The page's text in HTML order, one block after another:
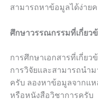
สามารถหาข้อมูลได้ง่าย
ศึกษาวรรณกรรมที่เกี่ยว
การศึกษาเอกสารที่เกี่ยว
การวิจัยและสามารถนำม
ครับ ลองหาข้อมูลจากแห
หรือหนังสือวิชาการครับ